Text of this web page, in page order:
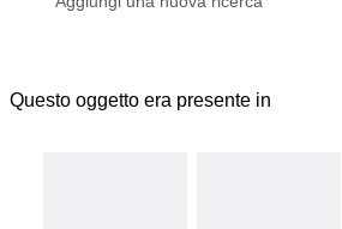
Questo oggetto era presente in